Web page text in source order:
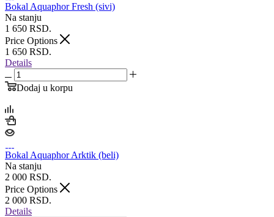
Bokal Aquaphor Fresh (sivi)
Na stanju
1 650 RSD.
Price Options
1 650 RSD.
Details
Dodaj u korpu
Bokal Aquaphor Arktik (beli)
Na stanju
2 000 RSD.
Price Options
2 000 RSD.
Details